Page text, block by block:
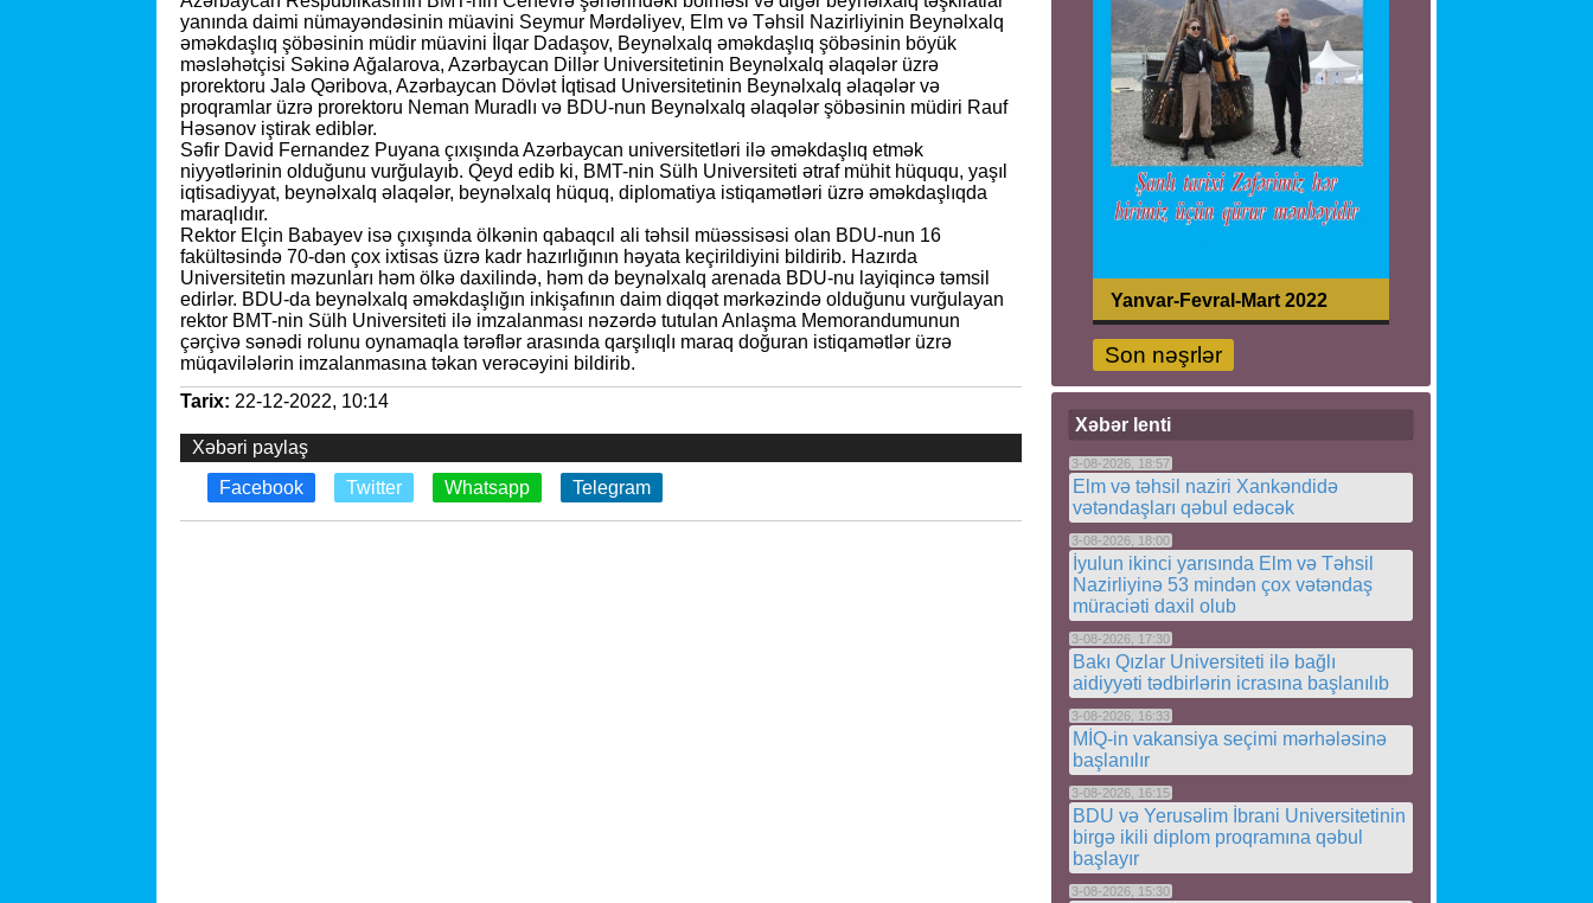
yanında daimi nümayəndəsinin müavini Seymur Mərdəliyev, Elm və Təhsil Nazirliyinin Beynəlxalq
əməkdaşlıq şöbəsinin müdir müavini İlqar Dadaşov, Beynəlxalq əməkdaşlıq şöbəsinin böyük
məsləhətçisi Səkinə Ağalarova, Azərbaycan Dillər Universitetinin Beynəlxalq əlaqələr üzrə
prorektoru Jalə Qəribova, Azərbaycan Dövlət İqtisad Universitetinin Beynəlxalq əlaqələr və
proqramlar üzrə prorektoru Neman Muradlı və BDU-nun Beynəlxalq əlaqələr şöbəsinin müdiri Rauf
Həsənov iştirak ediblər.
Səfir David Fernandez Puyana çıxışında Azərbaycan universitetləri ilə əməkdaşlıq etmək
niyyətlərinin olduğunu vurğulayıb. Qeyd edib ki, BMT-nin Sülh Universiteti ətraf mühit hüququ, yaşıl
iqtisadiyyat, beynəlxalq əlaqələr, beynəlxalq hüquq, diplomatiya istiqamətləri üzrə əməkdaşlıqda
maraqlıdır.
Rektor Elçin Babayev isə çıxışında ölkənin qabaqcıl ali təhsil müəssisəsi olan BDU-nun 16
fakültəsində 70-dən çox ixtisas üzrə kadr hazırlığının həyata keçirildiyini bildirib. Hazırda
Universitetin məzunları həm ölkə daxilində, həm də beynəlxalq arenada BDU-nu layiqincə təmsil
edirlər. BDU-da beynəlxalq əməkdaşlığın inkişafının daim diqqət mərkəzində olduğunu vurğulayan
rektor BMT-nin Sülh Universiteti ilə imzalanması nəzərdə tutulan Anlaşma Memorandumunun
çərçivə sənədi rolunu oynamaqla tərəflər arasında qarşılıqlı maraq doğuran istiqamətlər üzrə
müqavilələrin imzalanmasına təkan verəcəyini bildirib.
Tarix: 22-12-2022, 10:14
Xəbəri paylaş
Facebook
Twitter Whatsapp Telegram
Yanvar-Fevral-Mart 2022
Son nəşrlər
Xəbər lenti
3-08-2026, 18:57
Elm və təhsil naziri Xankəndidə
vətəndaşları qəbul edəcək
3-08-2026, 18:00
İyulun ikinci yarısında Elm və Təhsil
Nazirliyinə 53 mindən çox vətəndaş
müraciəti daxil olub
3-08-2026, 17:30
Bakı Qızlar Universiteti ilə bağlı
aidiyyəti tədbirlərin icrasına başlanılıb
3-08-2026, 16:33
MİQ-in vakansiya seçimi mərhələsinə
başlanılır
3-08-2026, 16:15
BDU və Yerusəlim İbrani Universitetinin
birgə ikili diplom proqramına qəbul
başlayır
3-08-2026, 15:30